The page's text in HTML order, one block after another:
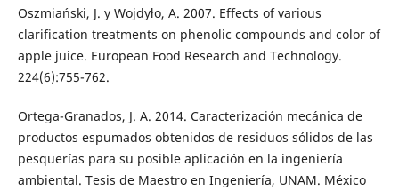
Oszmiański, J. y Wojdyło, A. 2007. Effects of various
clarification treatments on phenolic compounds and color of
apple juice. European Food Research and Technology.
224(6):755-762.
Ortega-Granados, J. A. 2014. Caracterización mecánica de
productos espumados obtenidos de residuos sólidos de las
pesquerías para su posible aplicación en la ingeniería
ambiental. Tesis de Maestro en Ingeniería, UNAM. México